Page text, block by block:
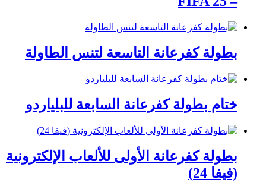
بطولة كفرعانة التاسعة لتنس الطاولة
ختام بطولة كفرعانة السابعة للبلياردو
بطولة كفرعانة الأولى للألعاب الإلكترونية
(فيفا 24)